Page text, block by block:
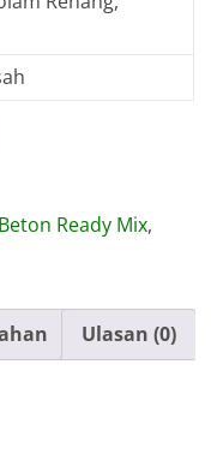
Beton Ready Mix,
Ulasan (0)